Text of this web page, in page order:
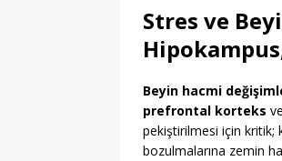
Stres ve
Beyin hacmi
prefrontal korteks ve
pekiştirilmesi için kritik;
bozulmalarına zemin